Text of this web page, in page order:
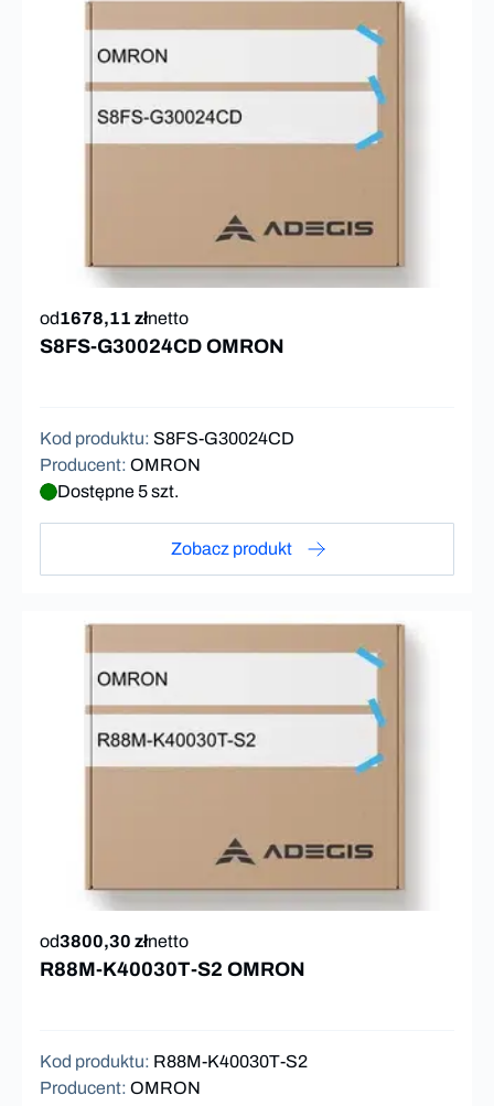
od1678,11 złnetto
S8FS-G30024CD OMRON
Kod produktu: S8FS-G30024CD
Producent: OMRON
Dostępne 5 szt.
Zobacz produkt
od3800,30 złnetto
R88M-K40030T-S2 OMRON
Kod produktu: R88M-K40030T-S2
Producent: OMRON